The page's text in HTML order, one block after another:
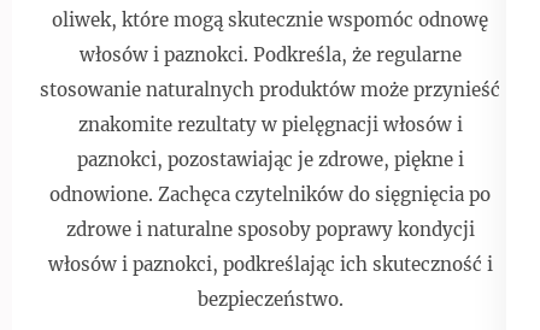
oliwek, które mogą skutecznie wspomóc odnowę
włosów i paznokci. Podkreśla, że regularne
stosowanie naturalnych produktów może przynieść
znakomite rezultaty w pielęgnacji włosów i
paznokci, pozostawiając je zdrowe, piękne i
odnowione. Zachęca czytelników do sięgnięcia po
zdrowe i naturalne sposoby poprawy kondycji
włosów i paznokci, podkreślając ich skuteczność i
bezpieczeństwo.